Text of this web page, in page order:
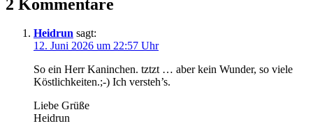
2 Kommentare
Heidrun sagt:
12. Juni 2026 um 22:57 Uhr
So ein Herr Kaninchen. tztzt … aber kein Wunder, so viele
Köstlichkeiten.;-) Ich versteh’s.
Liebe Grüße
Heidrun